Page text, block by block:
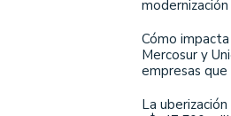
Cómo
Mercosur y
empresas
La